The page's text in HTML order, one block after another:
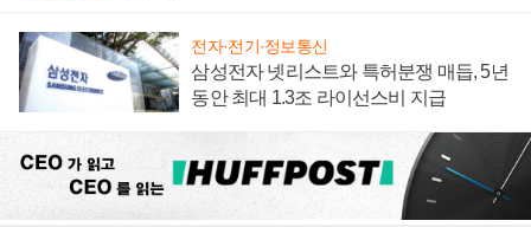
전자·전기·정보통신
삼성전자 넷리스트와 특허분쟁 매듭, 5년
동안 최대 1.3조 라이선스비 지급